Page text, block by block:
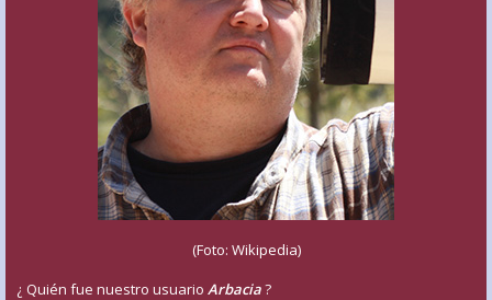
(Foto: Wikipedia)
¿ Quién fue nuestro usuario Arbacia?